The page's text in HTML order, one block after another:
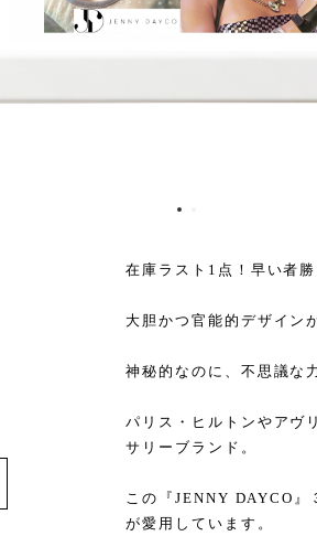
在庫ラスト1点！早い者
大胆かつ官能的デザイン
神秘的なのに、不思議な
パリス・ヒルトンやアヴ
サリーブランド。
この『JENNY DAYCO』
が愛用しています。